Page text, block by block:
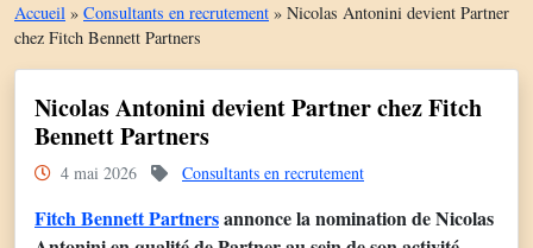
Accueil » Consultants en recrutement » Nicolas Antonini devient Partner
chez Fitch Bennett Partners
Nicolas Antonini devient Partner chez Fitch
Bennett Partners
4 mai 2026 Consultants en recrutement
Fitch Bennett Partnersannonce la nomination de Nicolas